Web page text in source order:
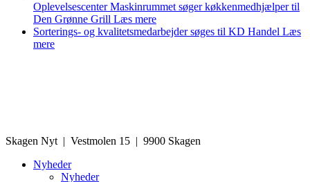
Oplevelsescenter Maskinrummet søger køkkenmedhjælper til
Den Grønne Grill Læs mere
Sorterings- og kvalitetsmedarbejder søges til KD Handel Læs
mere
Skagen Nyt | Vestmolen 15 | 9900 Skagen
Nyheder
Nyheder